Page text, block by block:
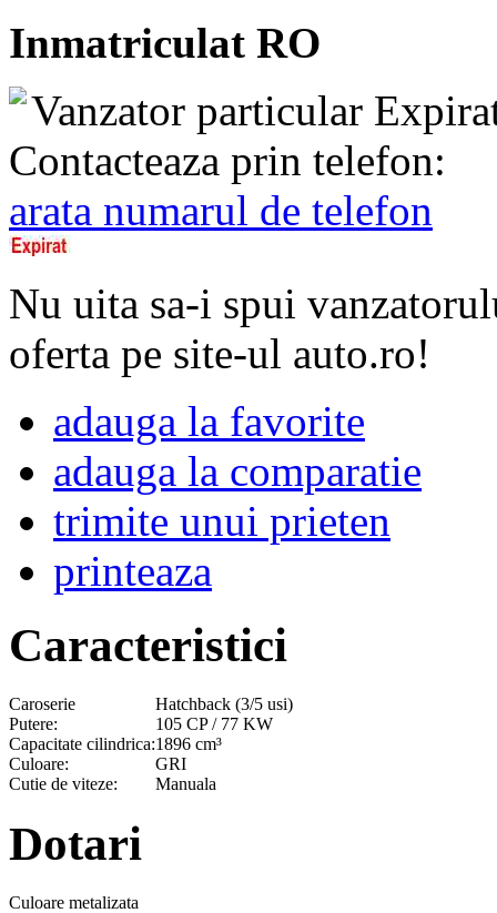
Inmatriculat RO
Vanzator particular
Contacteaza prin telefon:
arata numarul de telefon
Nu uita sa-i spui
oferta pe site-ul auto.ro!
adauga la favorite
adauga la comparatie
trimite unui prieten
printeaza
Caracteristici
Caroserie
Hatchback (3/5 usi)
Putere:
105 CP / 77 KW
Capacitate cilindrica:1896 cm³
Culoare:
GRI
Cutie de viteze:
Manuala
Dotari
Culoare metalizata